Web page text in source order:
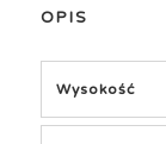
OPIS
Wysokość